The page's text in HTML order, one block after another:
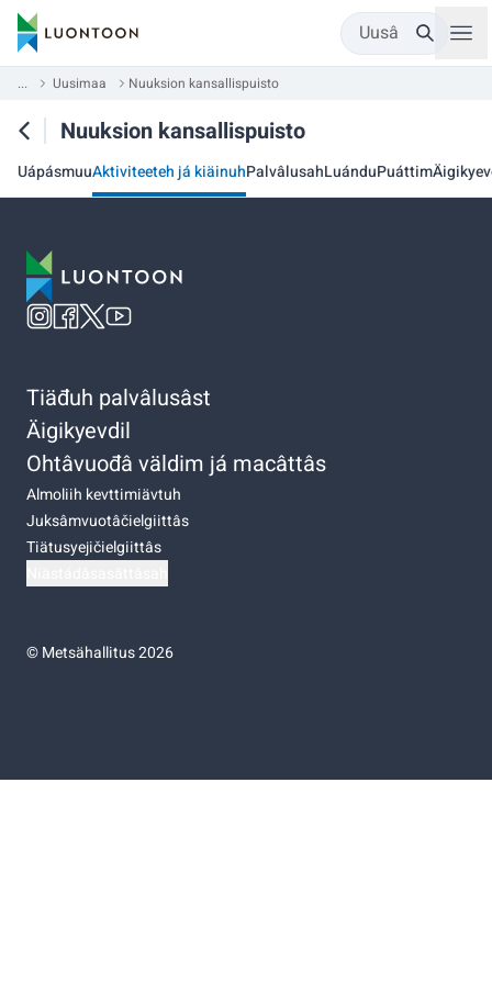
Uusâ
... Uusimaa Nuuksion kansallispuisto
Nuuksion kansallispuisto
UápásmuuAktiviteeteh já kiäinuhPalvâlusahLuánduPuáttim
Tiäđuh palvâlusâst
Äigikyevdil
Ohtâvuođâ väldim já macâttâs
Almoliih kevttimiävtuh
Juksâmvuotâčielgiittâs
Tiätusyejičielgiittâs
©Metsähallitus 2026